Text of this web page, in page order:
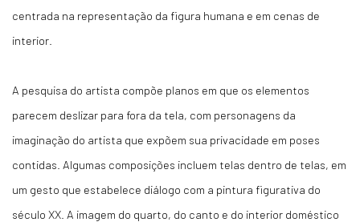
centrada na representação da figura humana e em cenas de
interior.
A pesquisa do artista compõe planos em que os elementos
parecem deslizar para fora da tela, com personagens da
imaginação do artista que expõem sua privacidade em poses
contidas. Algumas composições incluem telas dentro de telas, em
um gesto que estabelece diálogo com a pintura figurativa do
século XX. A imagem do quarto, do canto e do interior doméstico